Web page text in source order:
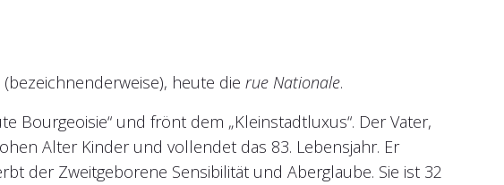
(bezeichnenderweise), heute die rue Nationale.
Bourgeoisie“ und frönt dem „Kleinstadtluxus“. Der Vater,
Alter Kinder und vollendet das 83. Lebensjahr. Er
der Zweitgeborene Sensibilität und Aberglaube. Sie ist 32